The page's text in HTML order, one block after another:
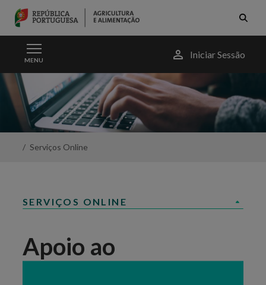
Skip to Main Content
MENU
MenuIniciar Sessão
Apoio
ao
Beneficiário
Portal
Agricultura
Serviços Online
SERVIÇOS ONLINE
Apoio ao